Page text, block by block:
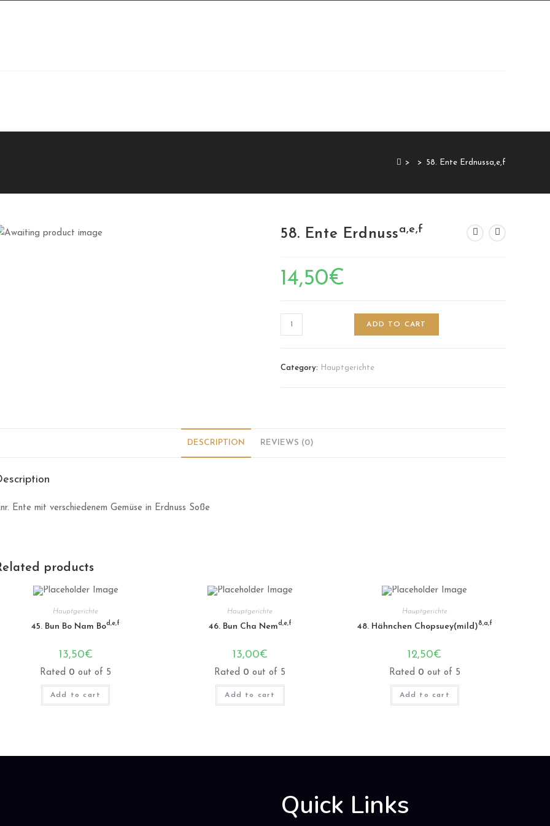
> > 58. Ente Erdnussa,e,f
58. Ente Erdnussa,e,f
14,50€
ADD TO CART
Category: Hauptgerichte
DESCRIPTION REVIEWS (0)
Ente mit verschiedenem Gemüse in Erdnuss Soße
products
Hauptgerichte
45. Bun Bo Nam Bod,e,f
13,50€
Rated 0 out of 5
Add to cart
Hauptgerichte
46. Bun Cha Nemd,e,f
13,00€
Rated 0 out of 5
Add to cart
Hauptgerichte
48. Hähnchen Chopsuey(mild)8,a,f
12,50€
Rated 0 out of 5
Add to cart
Quick Links